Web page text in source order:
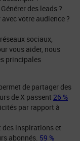
des leads ?
votre audience ?
sociaux,
vous aider, nous
principales
de partager des
de X passent 26 %
par rapport à
des inspirations et
abonnés. 59 %